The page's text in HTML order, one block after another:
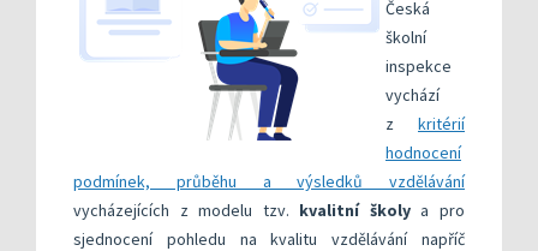
Česká
školní
inspekce
vychází
z kritérií
hodnocení
podmínek, průběhu a výsledků vzdělávání
vycházejících z modelu tzv. kvalitní školya pro
sjednocení pohledu na kvalitu vzdělávání napříč